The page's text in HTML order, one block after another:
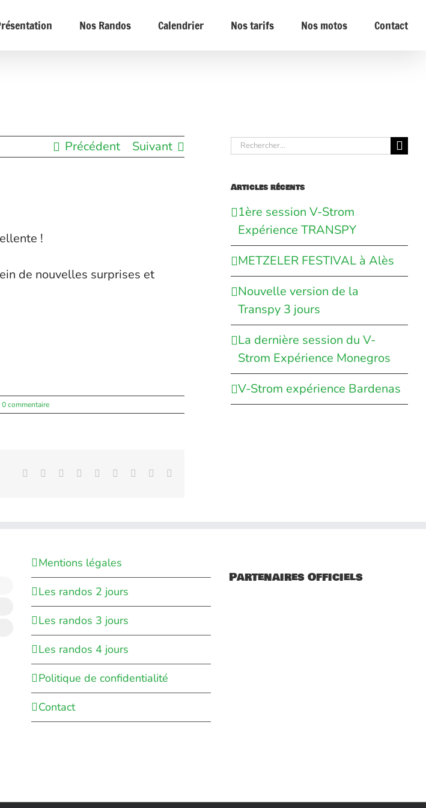
Nos Randos Calendrier Nos tarifs Nos motos Contact
Précédent Suivant
!
de nouvelles surprises et
0 commentaire
Facebook Reddit LinkedInWhatsApp
TumblrPinterest
Rechercher:
Articles récents
1ère session V-Strom
Expérience TRANSPY
METZELER FESTIVAL à Alès
Nouvelle version de la
Transpy 3 jours
La dernière session du V-
Strom Expérience Monegros
V-Strom expérience Bardenas
Mentions légales
Les randos 2 jours
Les randos 3 jours
Les randos 4 jours
Politique de confidentialité
Contact
Partenaires Officiels